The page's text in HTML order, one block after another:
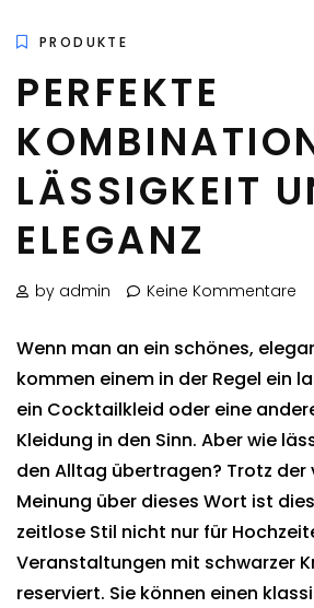
PRODUKTE
PERFEKTE
LÄSSIGKEIT
ELEGANZ
by admin Keine Kommentare
Wenn man an ein schönes,
kommen einem in der Regel ein
ein Cocktailkleid oder eine
Kleidung in den Sinn. Aber wie
den Alltag übertragen? Trotz
Meinung über dieses Wort ist
zeitlose Stil nicht nur für
Veranstaltungen mit schwarzer
reserviert. Sie können einen